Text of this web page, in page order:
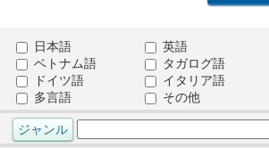
日本語
英語
ベトナム語
タガログ語
ドイツ語
イタリア語
多言語
その他